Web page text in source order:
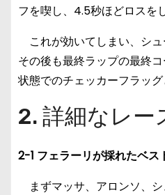
フを喫し、4.5秒ほどロスを
これが効いてしまい、シュ
その後も最終ラップの最終
状態でのチェッカーフラッグ
2. 詳細なレー
2-1 フェラーリが採れたベス
まずマッサ、アロンソ、シ